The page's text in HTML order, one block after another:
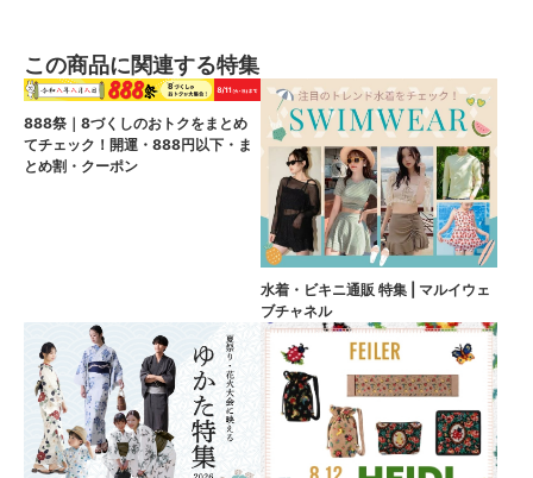
この商品に関連する特集
888祭｜8づくしのおトクをまとめ
てチェック！開運・888円以下・ま
とめ割・クーポン
水着・ビキニ通販 特集 | マルイウェ
ブチャネル